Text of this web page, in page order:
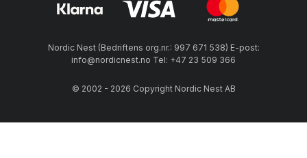
Nordic Nest (Bedriftens org.nr.: 997 671 538) E-post:
info@nordicnest.no Tel: +47 23 509 366
© 2002 - 2026 Copyright Nordic Nest AB